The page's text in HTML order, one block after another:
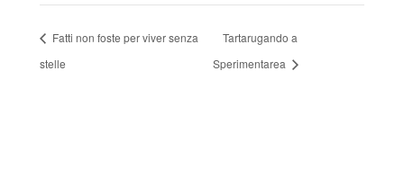
Fatti non foste per viver senza
stelle
Tartarugando a
Sperimentarea